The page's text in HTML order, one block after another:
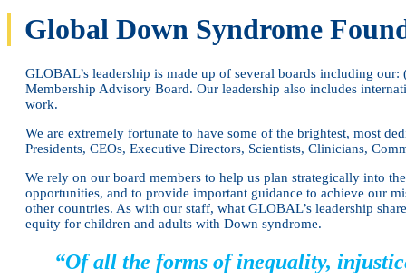
Global Down Syndrome
GLOBAL’s leadership is made up of several boards including
Membership Advisory Board. Our leadership also includes
work.​
We are extremely fortunate to have some of the brightest, most
Presidents, CEOs, Executive Directors, Scientists, Clinicians,
We rely on our board members to help us plan strategically into
opportunities, and to provide important guidance to achieve our
other countries. As with our staff, what GLOBAL’s leadership
equity for children and adults with Down syndrome.
“Of all the forms of inequality,